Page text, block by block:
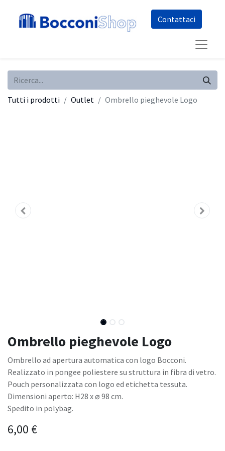
Co​​nt​​att​​aci
Tutti i prodotti Outlet Ombrello pieghevole Logo
Ombrello pieghevole Logo
Ombrello ad apertura automatica con logo Bocconi.
Realizzato in pongee poliestere su struttura in fibra di vetro.
Pouch personalizzata con logo ed etichetta tessuta.
Dimensioni aperto: H28 x ⌀ 98 cm.
Spedito in polybag.
6,00 €